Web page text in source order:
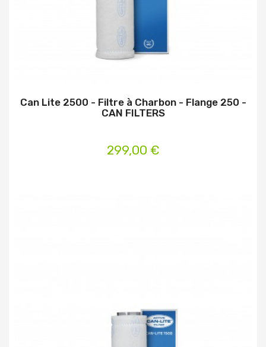
Can Lite 2500 - Filtre à Charbon - Flange 250 -
CAN FILTERS
299,00 €